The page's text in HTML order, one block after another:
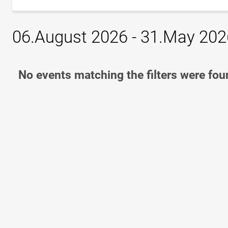
06.August 2026 - 31.May
No events matching the filters were